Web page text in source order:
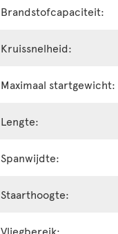
Brandstofcapaciteit:
Kruissnelheid:
Maximaal startgewicht:
Lengte:
Spanwijdte:
Staarthoogte:
Vliegbereik: